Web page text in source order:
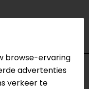
browse-ervaring
advertenties
verkeer te